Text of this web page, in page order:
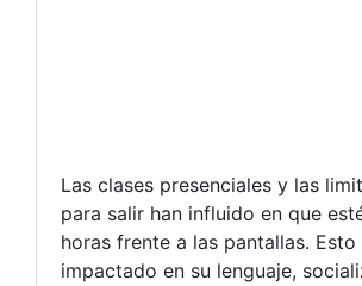
Las clases presenciales y las
para salir han influido en que
horas frente a las pantallas. Esto
impactado en su lenguaje,